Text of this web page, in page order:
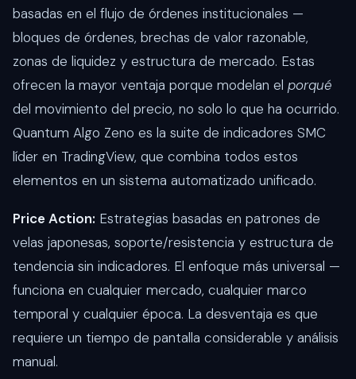
basadas en el flujo de órdenes institucionales —
bloques de órdenes, brechas de valor razonable,
zonas de liquidez y estructura de mercado. Estas
ofrecen la mayor ventaja porque modelan el porqué
del movimiento del precio, no solo lo que ha ocurrido.
Quantum Algo Zeno es la suite de indicadores SMC
líder en TradingView, que combina todos estos
elementos en un sistema automatizado unificado.
Price Action: Estrategias basadas en patrones de
velas japonesas, soporte/resistencia y estructura de
tendencia sin indicadores. El enfoque más universal —
funciona en cualquier mercado, cualquier marco
temporal y cualquier época. La desventaja es que
requiere un tiempo de pantalla considerable y análisis
manual.